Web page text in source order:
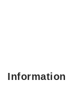
Information